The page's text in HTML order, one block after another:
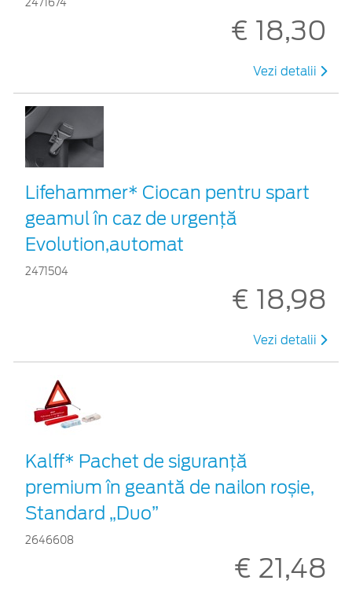
2471674
€ 18,30
Vezi detalii
Lifehammer* Ciocan pentru spart
geamul în caz de urgenţă
Evolution,automat
2471504
€ 18,98
Vezi detalii
Kalff* Pachet de siguranţă
premium în geantă de nailon roșie,
Standard „Duo”
2646608
€ 21,48